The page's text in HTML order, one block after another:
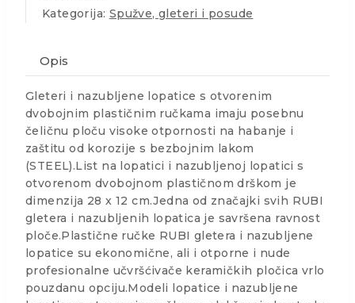
Kategorija: Spužve, gleteri i posude
Opis
Gleteri i nazubljene lopatice s otvorenim
dvobojnim plastičnim ručkama imaju posebnu
čeličnu ploču visoke otpornosti na habanje i
zaštitu od korozije s bezbojnim lakom
(STEEL).List na lopatici i nazubljenoj lopatici s
otvorenom dvobojnom plastičnom drškom je
dimenzija 28 x 12 cm.Jedna od značajki svih RUBI
gletera i nazubljenih lopatica je savršena ravnost
ploče.Plastične ručke RUBI gletera i nazubljene
lopatice su ekonomične, ali i otporne i nude
profesionalne učvršćivače keramičkih pločica vrlo
pouzdanu opciju.Modeli lopatice i nazubljene